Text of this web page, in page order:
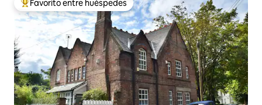
Favorito entre huéspedes preferido
Favorito entre huéspedes